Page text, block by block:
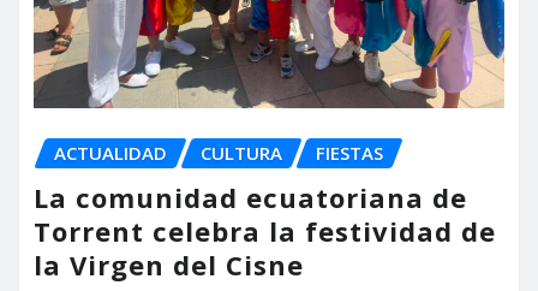
ACTUALIDAD CULTURA FIESTAS
La comunidad ecuatoriana de
Torrent celebra la festividad de
la Virgen del Cisne